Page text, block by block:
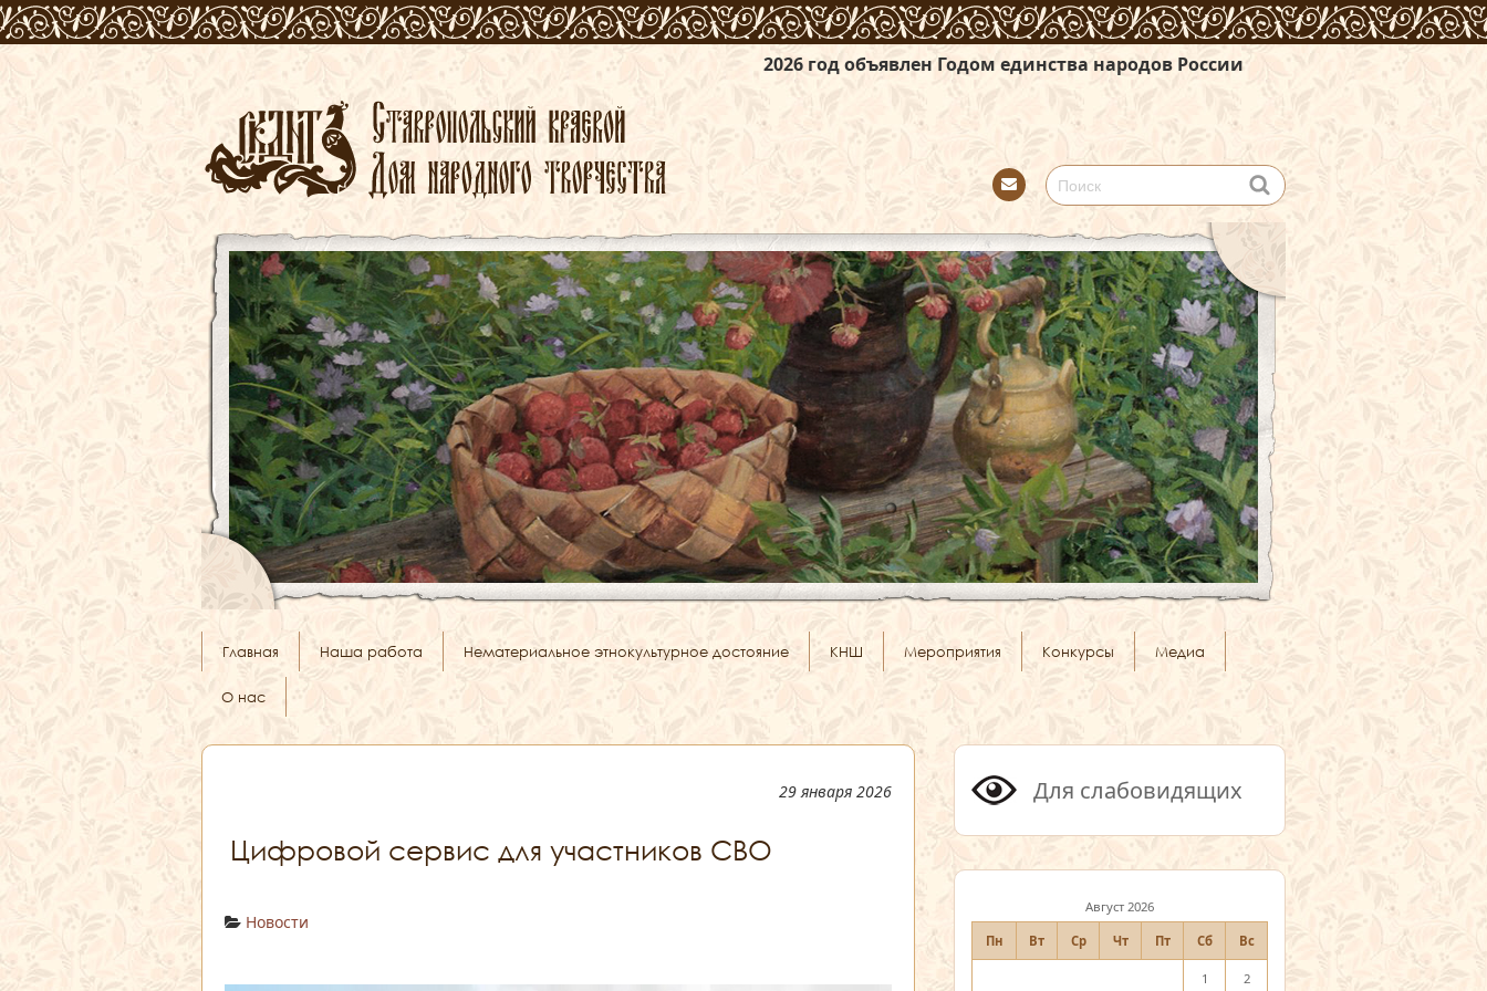
2026 год объявлен Годом единства народов России
tact
Главная Наша работа Нематериальное этнокультурное достояние КНШ Мероприятия Конкурсы Медиа
О нас
29 января 2026
Цифровой сервис для участников СВО
Новости
Для слабовидящих
Август 2026
Пн Вт Ср Чт Пт Сб Вс
1 2